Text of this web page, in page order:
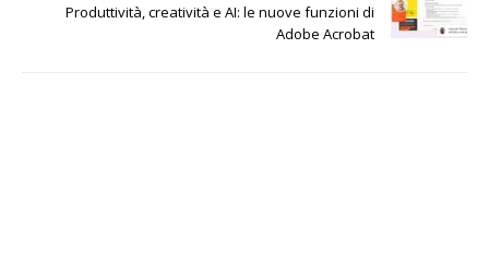
Produttività, creatività e AI: le nuove funzioni di
Adobe Acrobat